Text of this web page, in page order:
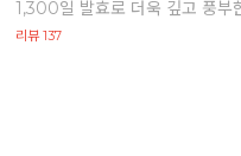
1,300일 발효로 더욱 깊고 풍부
리뷰 137